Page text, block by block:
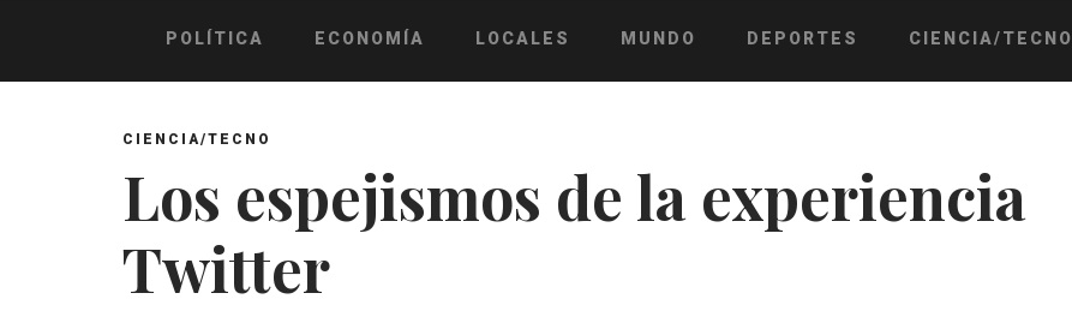
POLÍTICA ECONOMÍA LOCALES MUNDO DEPORTES CIENCIA/TECNO
CIENCIA/TECNO
Los espejismos de la experiencia
Twitter